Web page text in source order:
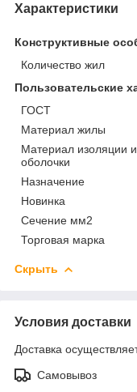
Характеристики
Конструктивные
Количество жил
Пользовательские
ГОСТ
Материал жилы
Материал изоляции и
оболочки
Назначение
Новинка
Сечение мм2
Торговая марка
Скрыть
Условия доставки
Доставка
Самовывоз